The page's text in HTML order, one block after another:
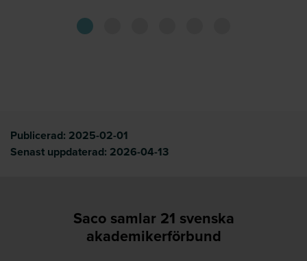
Publicerad: 2025-02-01
Senast uppdaterad: 2026-04-13
Saco samlar 21 svenska
akademikerförbund